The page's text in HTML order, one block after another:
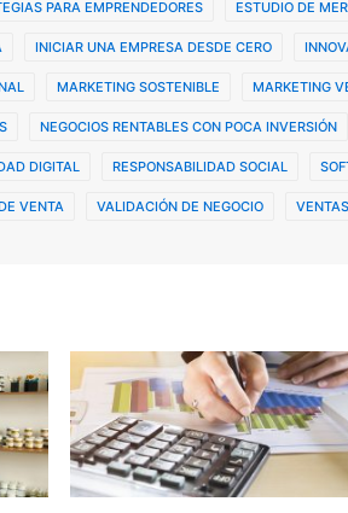
PARA EMPRENDEDORES ESTUDIO DE
INICIAR UNA EMPRESA DESDE CERO
MARKETING SOSTENIBLE MARKETING
NEGOCIOS RENTABLES CON POCA INVERSIÓN
DIGITAL RESPONSABILIDAD SOCIAL
VENTA VALIDACIÓN DE NEGOCIO